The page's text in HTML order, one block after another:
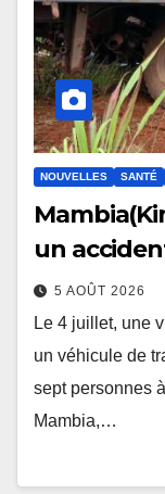
NOUVELLES SANTÉ
un
5 AOÛT 2026
Le 4 juillet, une
un véhicule de
sept personnes
Mambia,…